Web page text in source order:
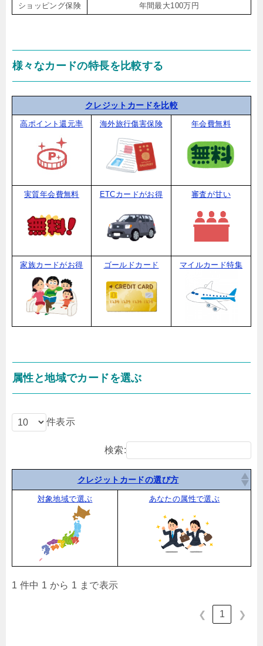
ショッピング保険
年間最大100万円
様々なカードの特長を比較する
クレジットカードを比較
高ポイント還元率 海外旅行傷害保険 年会費無料
実質年会費無料 ETCカードがお得 審査が甘い
家族カードがお得 ゴールドカード マイルカード特集
属性と地域でカードを選ぶ
件表示
検索:
クレジットカードの選び方
対象地域で選ぶ あなたの属性で選ぶ
1 件中 1 から 1 まで表示
❮ 1 ❯